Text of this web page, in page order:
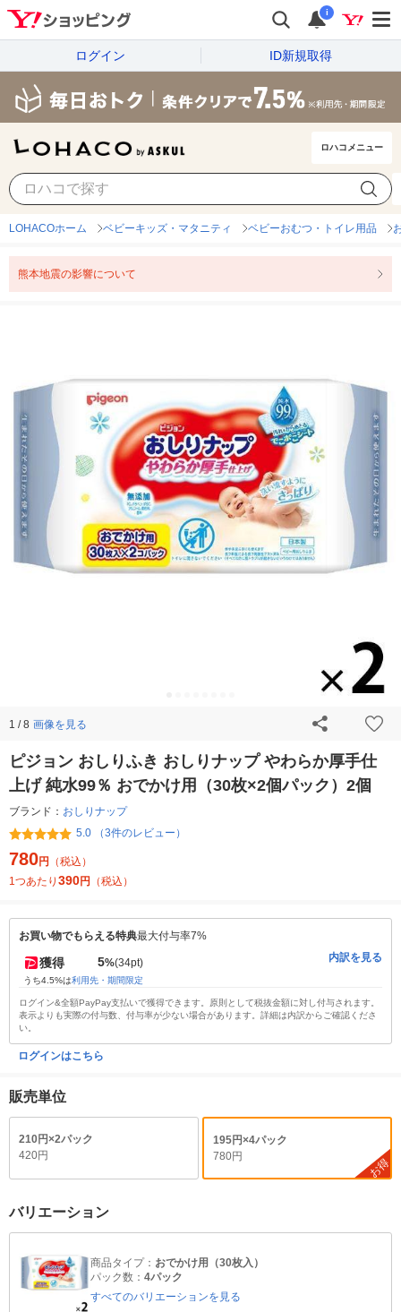
i
ログイン ID新規取得
ロハコメニュー
LOHACOホーム ベビーキッズ・マタニティ ベビーおむつ・トイレ用品
熊本地震の影響について
1 / 8 画像を見る
ピジョン おしりふき おしりナップ やわらか厚手仕
上げ 純水99％ おでかけ用（30枚×2個パック）2個
ブランド： おしりナップ
5.0 （3件のレビュー）
780円
（税込）
1つあたり 390円 （税込）
お買い物でもらえる特典最大付与率7%
獲得 5%(34pt)
うち4.5%は利用先・期間限定
内訳を見る
ログイン&全額PayPay支払いで獲得できます。原則として税抜金額に対し付与されます。
表示よりも実際の付与数、付与率が少ない場合があります。詳細は内訳からご確認くださ
い。
ログインはこちら
販売単位
210円×2パック
420円
195円×4パック
780円
お得
バリエーション
商品タイプ： おでかけ用（30枚入）
パック数： 4パック
すべてのバリエーションを見る